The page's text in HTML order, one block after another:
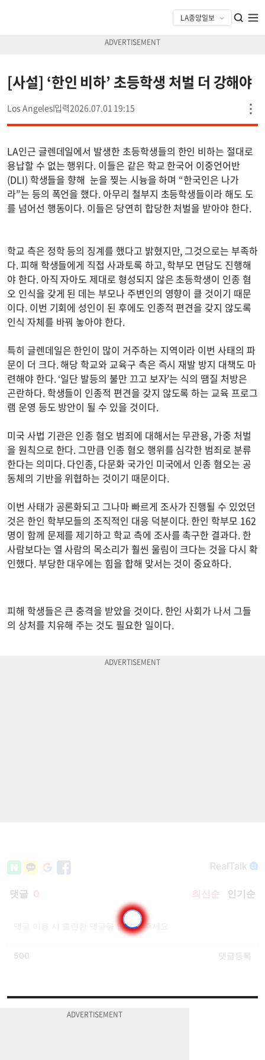
[사설] ‘한인 비하’ 초등학생 처벌 더 강해야
Los Angeles 2026.07.01 19:15
LA인근 글렌데일에서 발생한 초등학생들의 한인 비하는 절대로
용납할 수 없는 행위다. 이들은 같은 학교 한국어 이중언어반
(DLI) 학생들을 향해 눈을 찢는 시늉을 하며 “한국인은 나가
라”는 등의 폭언을 했다. 아무리 철부지 초등학생들이라 해도 도
를 넘어선 행동이다. 이들은 당연히 합당한 처벌을 받아야 한다.
학교 측은 정학 등의 징계를 했다고 밝혔지만, 그것으로는 부족하
다. 피해 학생들에게 직접 사과토록 하고, 학부모 면담도 진행해
야 한다. 아직 자아도 제대로 형성되지 않은 초등학생이 인종 혐
오 인식을 갖게 된 데는 부모나 주변인의 영향이 클 것이기 때문
이다. 이번 기회에 성인이 된 후에도 인종적 편견을 갖지 않도록
인식 자체를 바꿔 놓아야 한다.
특히 글렌데일은 한인이 많이 거주하는 지역이라 이번 사태의 파
문이 더 크다. 해당 학교와 교육구 측은 즉시 재발 방지 대책도 마
련해야 한다. ‘일단 발등의 불만 끄고 보자’는 식의 땜질 처방은
곤란하다. 학생들이 인종적 편견을 갖지 않도록 하는 교육 프로그
램 운영 등도 방안이 될 수 있을 것이다.
미국 사법 기관은 인종 혐오 범죄에 대해서는 무관용, 가중 처벌
을 원칙으로 한다. 그만큼 인종 혐오 행위를 심각한 범죄로 분류
한다는 의미다. 다인종, 다문화 국가인 미국에서 인종 혐오는 공
동체의 기반을 위협하는 것이기 때문이다.
이번 사태가 공론화되고 그나마 빠르게 조사가 진행될 수 있었던
것은 한인 학부모들의 조직적인 대응 덕분이다. 한인 학부모 162
명이 함께 문제를 제기하고 학교 측에 조사를 촉구한 결과다. 한
사람보다는 열 사람의 목소리가 훨씬 울림이 크다는 것을 다시 확
인했다. 부당한 대우에는 힘을 합해 맞서는 것이 중요하다.
피해 학생들은 큰 충격을 받았을 것이다. 한인 사회가 나서 그들
의 상처를 치유해 주는 것도 필요한 일이다.